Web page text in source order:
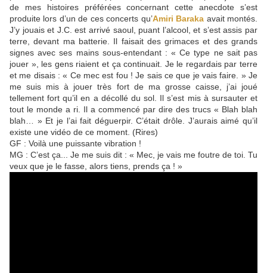
de mes histoires préférées concernant cette anecdote s’est
produite lors d’un de ces concerts qu’Amiri Baraka avait montés.
J’y jouais et J.C. est arrivé saoul, puant l’alcool, et s’est assis par
terre, devant ma batterie. Il faisait des grimaces et des grands
signes avec ses mains sous-entendant : « Ce type ne sait pas
jouer », les gens riaient et ça continuait. Je le regardais par terre
et me disais : « Ce mec est fou ! Je sais ce que je vais faire. » Je
me suis mis à jouer très fort de ma grosse caisse, j’ai joué
tellement fort qu’il en a décollé du sol. Il s’est mis à sursauter et
tout le monde a ri. Il a commencé par dire des trucs « Blah blah
blah… » Et je l’ai fait déguerpir. C’était drôle. J’aurais aimé qu’il
existe une vidéo de ce moment. (Rires)
GF : Voilà une puissante vibration !
MG : C’est ça... Je me suis dit : « Mec, je vais me foutre de toi. Tu
veux que je le fasse, alors tiens, prends ça ! »